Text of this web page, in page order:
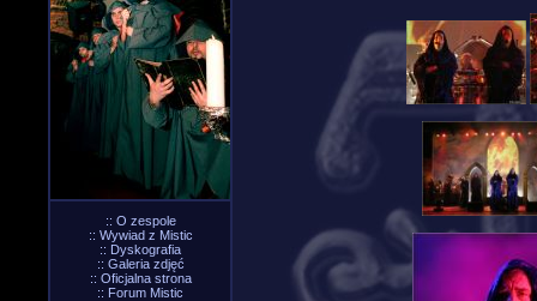
:: O zespole
:: Wywiad z Mistic
:: Dyskografia
:: Galeria zdjęć
:: Oficjalna strona
:: Forum Mistic